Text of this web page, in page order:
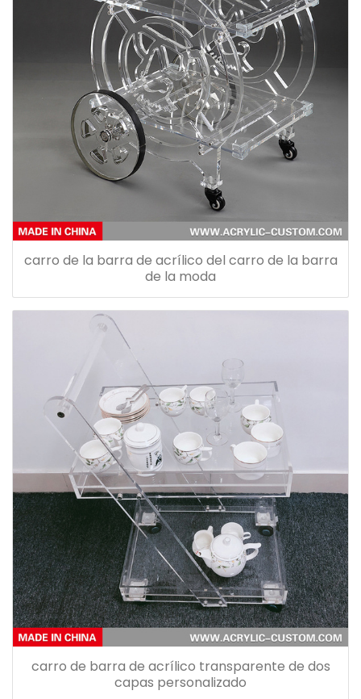
carro de la barra de acrílico del carro de la barra
de la moda
carro de barra de acrílico transparente de dos
capas personalizado